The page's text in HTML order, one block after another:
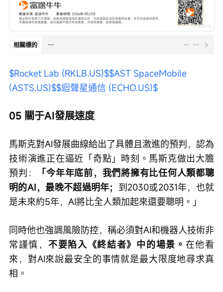
相關標的 -- -- --
$Rocket Lab (RKLB.US)$$AST SpaceMobile
(ASTS.US)$$迴聲星通信 (ECHO.US)$
05 關于AI發展速度
馬斯克對AI發展曲線給出了具體且激進的預判，認為
技術演進正在逼近「奇點」時刻。馬斯克做出大膽
預判：
「今年年底前，我們將擁有比任何人類都聰
明的AI，最晚不超過明年； 到2030或2031年，也就
是未來約5年，AI將比全人類加起來還要聰明。」
同時他也強調風險防控，稱必須對AI和機器人技術非
常謹慎， 不要陷入《終結者》中的場景。 在他看
來，對AI來說最安全的事情就是最大限度地尋求真
相。